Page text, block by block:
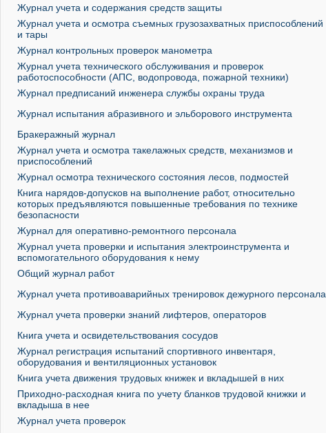
Журнал учета и содержания средств защиты
Журнал учета и осмотра съемных грузозахватных приспособлений
и тары
Журнал контрольных проверок манометра
Журнал учета технического обслуживания и проверок
работоспособности (АПС, водопровода, пожарной техники)
Журнал предписаний инженера службы охраны труда
Журнал испытания абразивного и эльборового инструмента
Бракеражный журнал
Журнал учета и осмотра такелажных средств, механизмов и
приспособлений
Журнал осмотра технического состояния лесов, подмостей
Книга нарядов-допусков на выполнение работ, относительно
которых предъявляются повышенные требования по технике
безопасности
Журнал для оперативно-ремонтного персонала
Журнал учета проверки и испытания электроинструмента и
вспомогательного оборудования к нему
Общий журнал работ
Журнал учета противоаварийных тренировок дежурного персонала
Журнал учета проверки знаний лифтеров, операторов
Книга учета и освидетельствования сосудов
Журнал регистрация испытаний спортивного инвентаря,
оборудования и вентиляционных установок
Книга учета движения трудовых книжек и вкладышей в них
Приходно-расходная книга по учету бланков трудовой книжки и
вкладыша в нее
Журнал учета проверок